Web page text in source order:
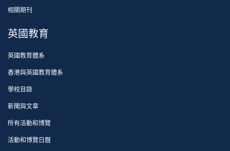
相關期刊
英國教育
英國教育體系
香港與英國教育體系
學校目錄
新聞與文章
所有活動和博覽
活動和博覽日曆